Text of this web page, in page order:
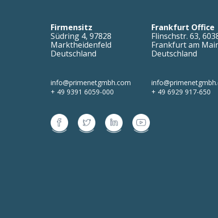
Firmensitz
Südring 4, 97828
Marktheidenfeld
Deutschland
info@primenetgmbh.com
+ 49 9391 6059-000
Frankfurt Office
Flinschstr. 63,
Frankfurt am
Deutschland
+ 49 6929 917-650